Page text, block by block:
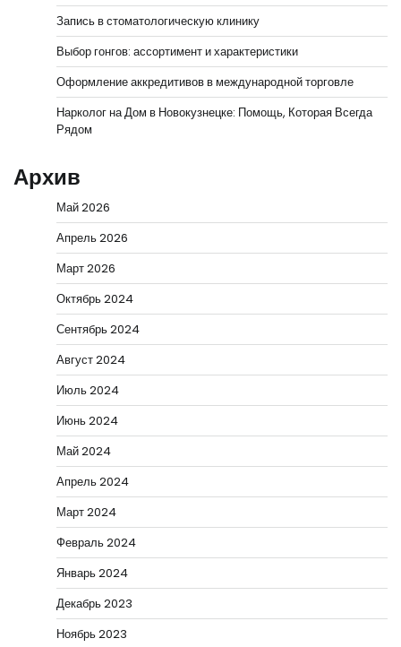
Запись в стоматологическую клинику
Выбор гонгов: ассортимент и характеристики
Оформление аккредитивов в международной торговле
Нарколог на Дом в Новокузнецке: Помощь, Которая Всегда
Рядом
Архив
Май 2026
Апрель 2026
Март 2026
Октябрь 2024
Сентябрь 2024
Август 2024
Июль 2024
Июнь 2024
Май 2024
Апрель 2024
Март 2024
Февраль 2024
Январь 2024
Декабрь 2023
Ноябрь 2023